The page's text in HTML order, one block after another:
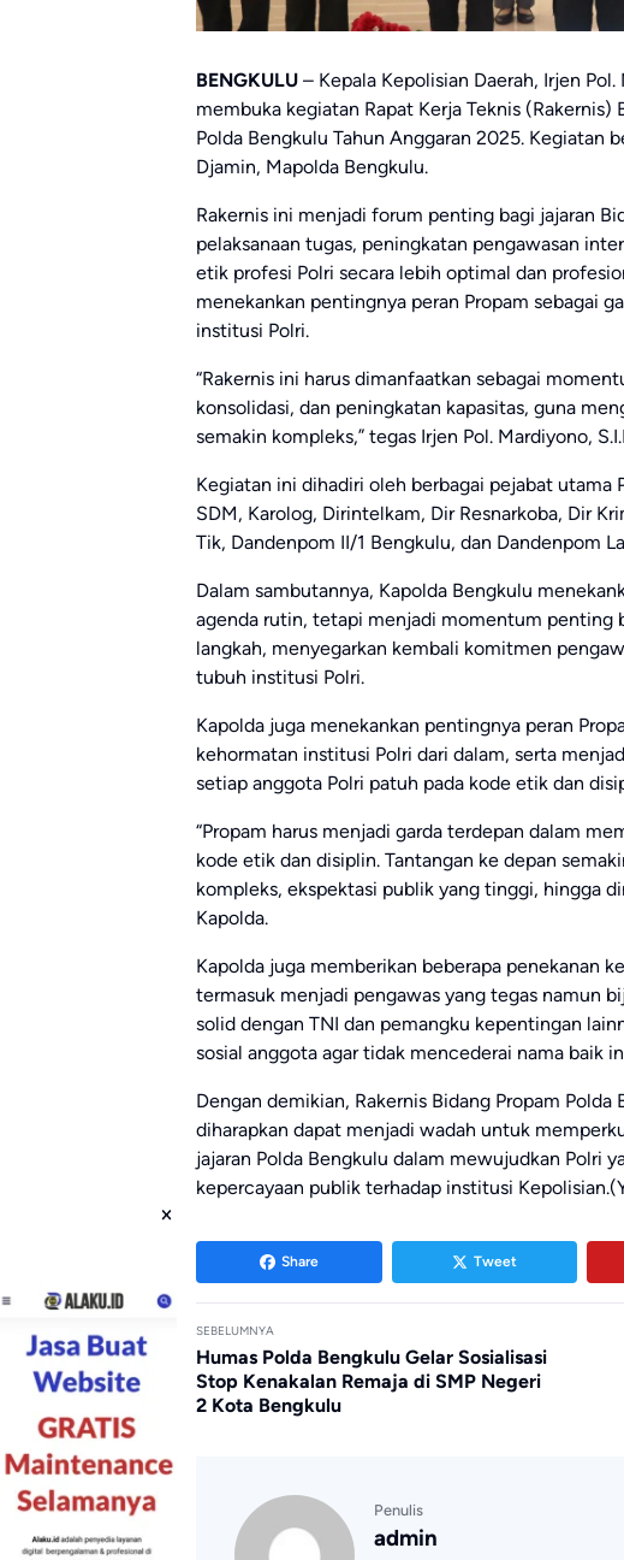
BENGKULU – Kepala Kepolisian Daerah, Irjen Pol.
membuka kegiatan Rapat Kerja Teknis (Rakernis)
Polda Bengkulu Tahun Anggaran 2025. Kegiatan
Djamin, Mapolda Bengkulu.
Rakernis ini menjadi forum penting bagi jajaran
pelaksanaan tugas, peningkatan pengawasan
etik profesi Polri secara lebih optimal dan
menekankan pentingnya peran Propam sebagai
institusi Polri.
“Rakernis ini harus dimanfaatkan sebagai
konsolidasi, dan peningkatan kapasitas, guna
semakin kompleks,” tegas Irjen Pol. Mardiyono,
Kegiatan ini dihadiri oleh berbagai pejabat utama
SDM, Karolog, Dirintelkam, Dir Resnarkoba, Dir
Tik, Dandenpom II/1 Bengkulu, dan Dandenpom
Dalam sambutannya, Kapolda Bengkulu
agenda rutin, tetapi menjadi momentum penting
langkah, menyegarkan kembali komitmen
tubuh institusi Polri.
Kapolda juga menekankan pentingnya peran
kehormatan institusi Polri dari dalam, serta
setiap anggota Polri patuh pada kode etik dan
“Propam harus menjadi garda terdepan dalam
kode etik dan disiplin. Tantangan ke depan
kompleks, ekspektasi publik yang tinggi, hingga
Kapolda.
Kapolda juga memberikan beberapa penekanan
termasuk menjadi pengawas yang tegas namun
solid dengan TNI dan pemangku kepentingan
sosial anggota agar tidak mencederai nama baik
Dengan demikian, Rakernis Bidang Propam
diharapkan dapat menjadi wadah untuk
jajaran Polda Bengkulu dalam mewujudkan Polri
kepercayaan publik terhadap institusi
Share Tweet
SEBELUMNYA
Humas Polda Bengkulu Gelar Sosialisasi
Stop Kenakalan Remaja di SMP Negeri
2 Kota Bengkulu
Penulis
admin